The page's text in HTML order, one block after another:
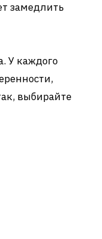
замедлить
У каждого
выбирайте